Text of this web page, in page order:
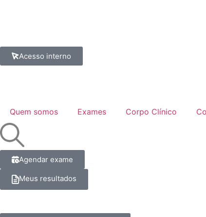
Acesso interno
Quem somos Exames Corpo Clínico
Agendar exame
Meus resultados